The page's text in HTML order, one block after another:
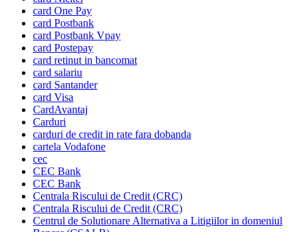
card One Pay
card Postbank
card Postbank Vpay
card Postepay
card retinut in bancomat
card salariu
card Santander
card Visa
CardAvantaj
Carduri
carduri de credit in rate fara dobanda
cartela Vodafone
cec
CEC Bank
CEC Bank
Centrala Riscului de Credit (CRC)
Centrala Riscului de Credit (CRC)
Centrul de Solutionare Alternativa a Litigiilor in domeniul